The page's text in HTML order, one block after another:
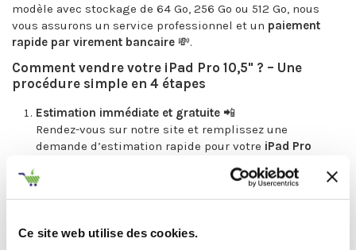
Ce site web utilise des cookies.
modèle avec stockage de 64 Go, 256 Go ou 512 Go, nous
vous assurons un service professionnel et un paiement
rapide par virement bancaire 💸.
Comment vendre votre iPad Pro 10,5" ? – Une
procédure simple en 4 étapes
Estimation immédiate et gratuite 📲
Rendez-vous sur notre site et remplissez une
demande d’estimation rapide pour votre iPad Pro
personnalisée
selon les caractéristiques et l’état de
votre tablette.
Une fois l’offre acceptée, vous pouvez expédier votre